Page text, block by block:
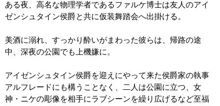
ある夜、高名な物理学者であるファルケ博士は友人のアイ
ゼンシュタイン侯爵と共に仮装舞踏会へ出掛ける。
美酒に溺れ、すっかり酔いがまわった彼らは、帰路の途
中、深夜の公園でも上機嫌に。
アイゼンシュタイン侯爵を迎えにやって来た侯爵家の執事
アルフレードにも構うことなく、二人は公園に立つ、女
神・ニケの彫像を相手にラブシーンを繰り広げるなど至福